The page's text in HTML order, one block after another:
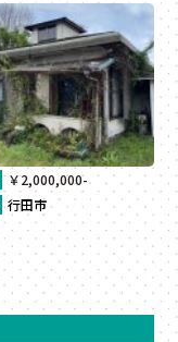
￥2,000,000-
行田市